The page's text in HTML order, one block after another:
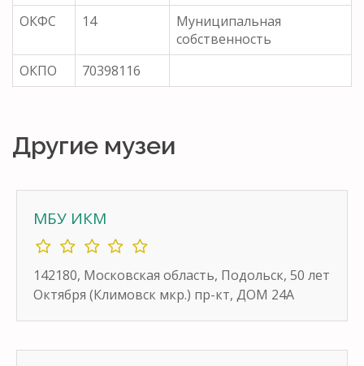
ОКФС 14
Муниципальная
собственность
ОКПО
70398116
Другие музеи
МБУ ИКМ
142180, Московская область, Подольск, 50 лет
Октября (Климовск мкр.) пр-кт, ДОМ 24А